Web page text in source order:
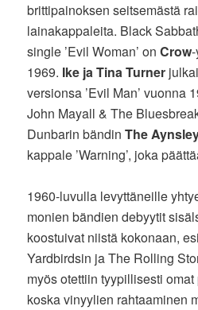
brittipainoksen seitsemästä
lainakappaleita. Black
single ’Evil Woman’ onCrow
1969. Ike ja Tina Turner
versionsa ’Evil Man’ vuonna
John Mayall & The
Dunbarin bändinThe
kappale ’Warning’, joka
1960-luvulla levyttäneille
monien bändien debyytit
koostuivat niistä kokonaan,
Yardbirdsin ja The Rolling
myös otettiin tyypillisesti
koska vinyylien rahtaaminen